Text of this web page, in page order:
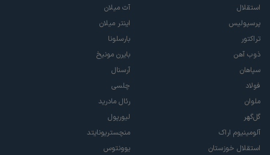
استقلال
پرسپولیس
تراکتور
ذوب آهن
سپاهان
فولاد
ملوان
گل‌گهر
آلومینیوم اراک
استقلال خوزستان
آث میلان
اینتر میلان
بارسلونا
بایرن مونیخ
آرسنال
چلسی
رئال مادرید
لیورپول
منچستریونایتد
یوونتوس